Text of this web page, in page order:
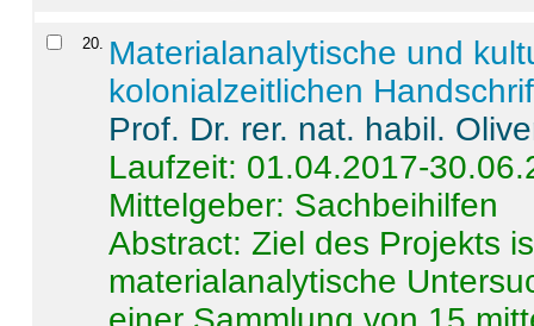
20
Materialanalytische und
kolonialzeitlichen
Prof. Dr. rer. nat. habil.
Laufzeit: 01.04.2017-
Mittelgeber: Sachbeihilfen
Abstract:Ziel des Projekts
materialanalytische